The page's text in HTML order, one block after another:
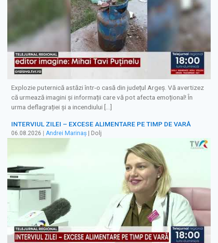
Explozie puternică astăzi într-o casă din județul Argeș. Vă avertizez
că urmează imagini și informații care vă pot afecta emoțional! În
urma deflagrației și a incendiului […]
INTERVIUL ZILEI – EXCESE ALIMENTARE PE TIMP DE VARĂ
06.08.2026 | Andrei Marinaș | Dolj